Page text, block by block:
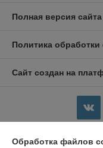
Полная версия сайта
Политика обработки
Сайт создан на
Обработка файлов